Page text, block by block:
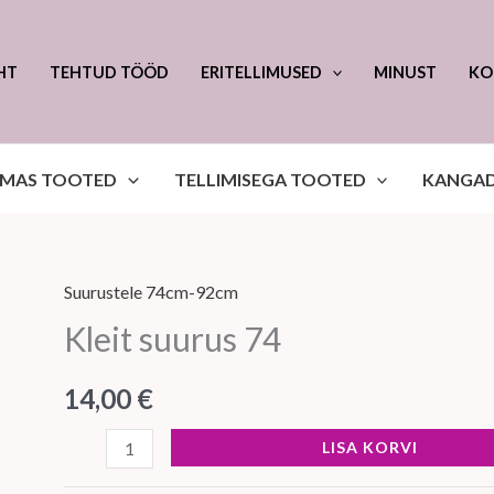
TEHTUD TÖÖD ERITELLIMUSED MINUST
TOOTED TELLIMISEGA TOOTED
Suurustele 74cm-92cm
Kleit suurus 74
14,00 €
Kleit
suurus
kogus
LISA KORVI